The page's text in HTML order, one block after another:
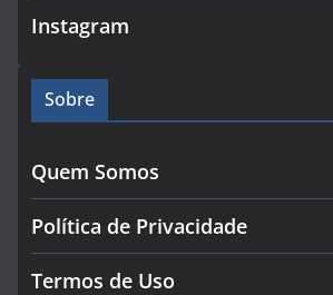
Instagram
Sobre
Quem Somos
Política de Privacidade
Termos de Uso